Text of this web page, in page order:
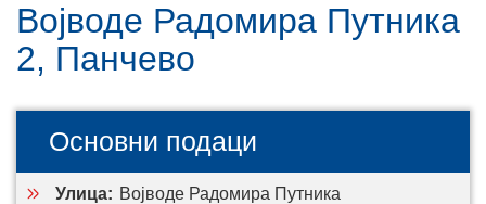
Војводе Радомира Путника
2, Панчево
Основни подаци
Улица: Војводе Радомира Путника